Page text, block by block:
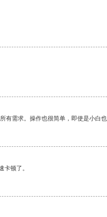
需求。操作也很简单，即使是小白也
顿了。